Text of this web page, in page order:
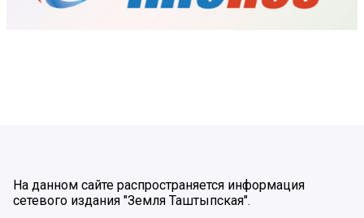
На данном сайте распространяется информация
сетевого издания "Земля Таштыпская".